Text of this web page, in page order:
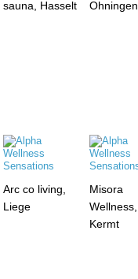
sauna, Hasselt
Ohningen
Arc co living,
Liege
Misora
Wellness,
Kermt